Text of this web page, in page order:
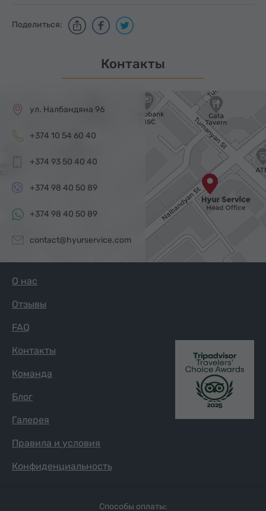
Поделиться:
Контакты
ул. Налбандяна 96
+374 10 54 60 40
+374 93 50 40 40
+374 98 40 50 89
+374 98 40 50 89
contact@hyurservice.com
О нас
Отзывы
FAQ
Контакты
Команда
Блог
Галерея
Правила и условия
Конфиденциальность
Способы оплаты: